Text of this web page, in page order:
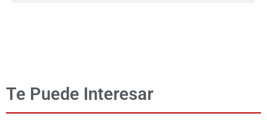
Te Puede Interesar